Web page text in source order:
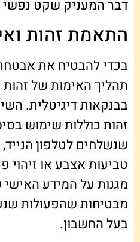
דבר המעניק שקט נפשי
התאמת זהות
בכדי להבטיח את
תהליך האימות של
בבנקאות דיגיטלית.
זהות כוללות שימוש
שנשלחים לטלפון הנייד,
טביעות אצבע או זיהוי
מגנות על המידע
מבטיחות שהפעולות
בעל החשבון.